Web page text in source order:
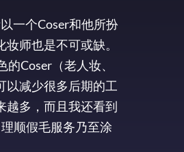
一个Coser和他所扮
师也是不可或缺。
Coser（老人妆、
以减少很多后期的工
越多，而且我还看到
顺假毛服务乃至涂